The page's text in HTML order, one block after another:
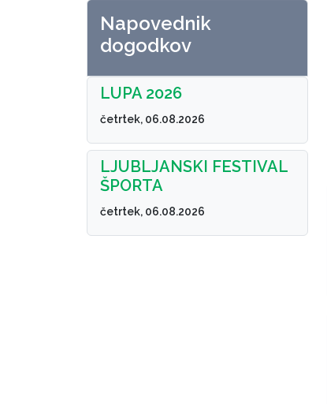
Napovednik
dogodkov
LUPA 2026
četrtek, 06.08.2026
LJUBLJANSKI FESTIVAL
ŠPORTA
četrtek, 06.08.2026